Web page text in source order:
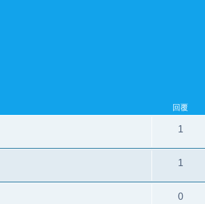
回覆
1
1
0